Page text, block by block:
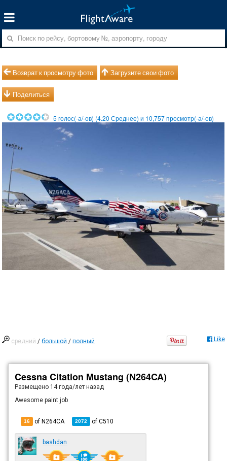
Возврат к просмотру фото Загрузите свои фото
Поделиться
5 голос(-а/-ов) (4.20 Среднее) и 10,757просмотр(-а/-ов)
средний /большой /полный Like
Cessna Citation Mustang (N264CA)
Размещено 14 года/лет назад
Awesome paint job
16 of N264CA 2072 ofC510
bashdan